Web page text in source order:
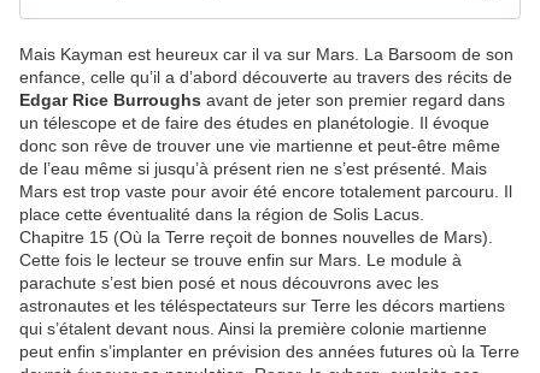
Mais Kayman est heureux car il va sur Mars. La Barsoom de son
enfance, celle qu’il a d’abord découverte au travers des récits de
Edgar Rice Burroughs avant de jeter son premier regard dans
un télescope et de faire des études en planétologie. Il évoque
donc son rêve de trouver une vie martienne et peut-être même
de l’eau même si jusqu’à présent rien ne s’est présenté. Mais
Mars est trop vaste pour avoir été encore totalement parcouru. Il
place cette éventualité dans la région de Solis Lacus.
Chapitre 15 (Où la Terre reçoit de bonnes nouvelles de Mars).
Cette fois le lecteur se trouve enfin sur Mars. Le module à
parachute s’est bien posé et nous découvrons avec les
astronautes et les téléspectateurs sur Terre les décors martiens
qui s’étalent devant nous. Ainsi la première colonie martienne
peut enfin s’implanter en prévision des années futures où la Terre